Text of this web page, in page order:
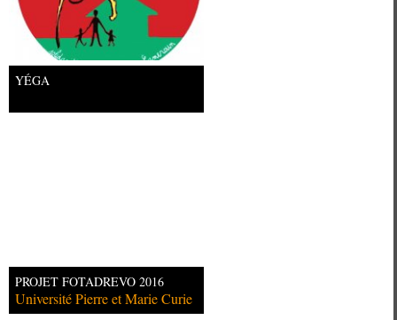
YÉGA
PROJET FOTADREVO 2016
Université Pierre et Marie Curie